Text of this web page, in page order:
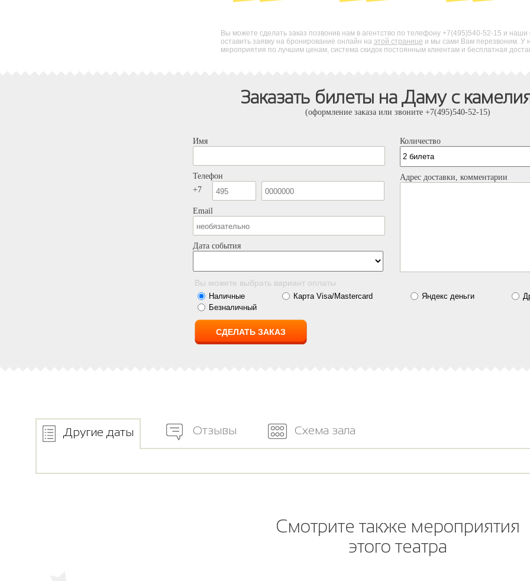
Вы можете сделать заказ позвонив нам в агентство по телефону +7(495)540-52-15 и
оставить заявку на бронирование онлайн на этой странице и мы сами Вам перезвоним. У
мероприятия по лучшим ценам, система скидок постоянным клиентам и бесплатная
Заказать билеты на Даму с
(оформление заказа или звоните +7(495)540-52-15)
Имя
Телефон
+7
Email
Дата события
Количество
Адрес доставки, комментарии
Вы можете выбрать вариант оплаты
Наличные Карта Visa/Mastercard Яндекс деньги
Безналичный
Другие даты Отзывы Схема зала
Смотрите также мероприятия
этого театра